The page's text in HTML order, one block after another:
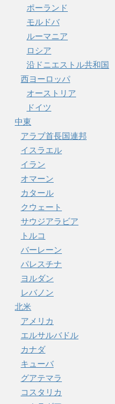
ポーランド
モルドバ
ルーマニア
ロシア
沿ドニエストル共和国
西ヨーロッパ
オーストリア
ドイツ
中東
アラブ首長国連邦
イスラエル
イラン
オマーン
カタール
クウェート
サウジアラビア
トルコ
バーレーン
パレスチナ
ヨルダン
レバノン
北米
アメリカ
エルサルバドル
カナダ
キューバ
グアテマラ
コスタリカ